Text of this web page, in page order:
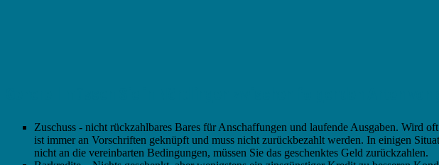
Zuschuss - nicht rückzahlbares Bares für Anschaffungen und laufende Ausgaben. Wird
ist immer an Vorschriften geknüpft und muss nicht zurückbezahlt werden. In einigen
nicht an die vereinbarten Bedingungen, müssen Sie das geschenktes Geld zurückzahlen.